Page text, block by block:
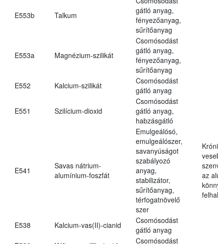
E553b Talkum
gátló anyag,
fényezőanyag,
sűrítőanyag
E553a Magnézium-szilikát
Csomósodást
gátló anyag,
fényezőanyag,
sűrítőanyag
E552
Kalcium-szilikát
Csomósodást
gátló anyag
E551 Szilícium-dioxid
Csomósodást
gátló anyag,
habzásgátló
E541
Savas nátrium-
alumínium-foszfát
Emulgeálósó,
emulgeálószer,
savanyúságot
szabályozó
anyag,
stabilizátor,
sűrítőanyag,
térfogatnövelő
szer
az
E538 Kalcium-vas(II)-cianid
Csomósodást
gátló anyag
Csomósodást